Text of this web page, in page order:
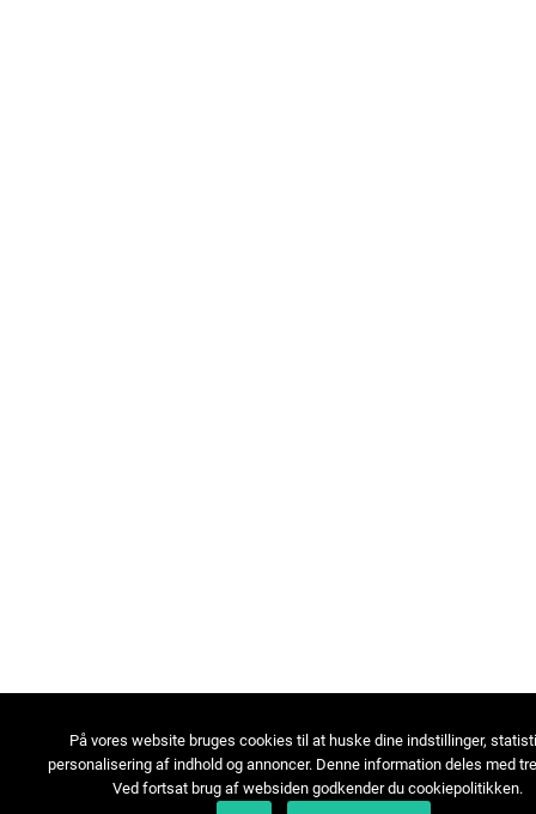
På vores website bruges cookies til at huske dine indstillinger,
personalisering af indhold og annoncer. Denne information deles med
Ved fortsat brug af websiden godkender du cookiepolitikken.